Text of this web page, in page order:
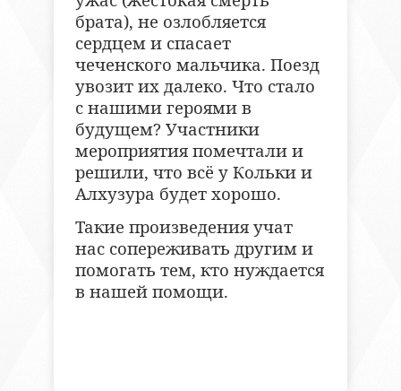
брата), не озлобляется
сердцем и спасает
чеченского мальчика. Поезд
увозит их далеко. Что стало
с нашими героями в
будущем? Участники
мероприятия помечтали и
решили, что всё у Кольки и
Алхузура будет хорошо.
Такие произведения учат
нас сопереживать другим и
помогать тем, кто нуждается
в нашей помощи.